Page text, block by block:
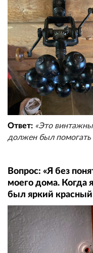
Ответ: «Это
должен был помогать
Вопрос: «Я без
моего дома. Когда
был яркий красный